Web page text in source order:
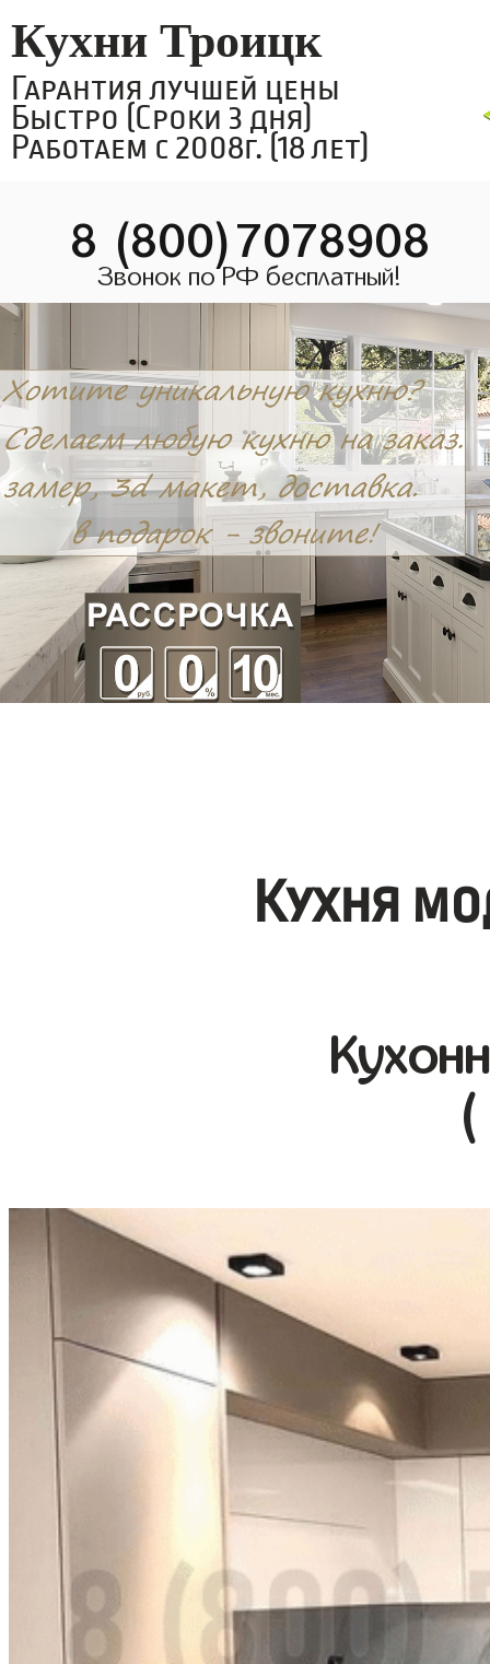
Кухни Троицк
Гарантия лучшей цены
Быстро (Сроки 3 дня)
Работаем с 2008г. (18 лет)
8 (800)7078908
Звонок по РФ бесплатный!
Кухня
(